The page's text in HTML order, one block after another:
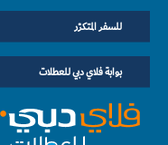
للسفر المتكرّر
بوابة فلاي دبي للعطلات